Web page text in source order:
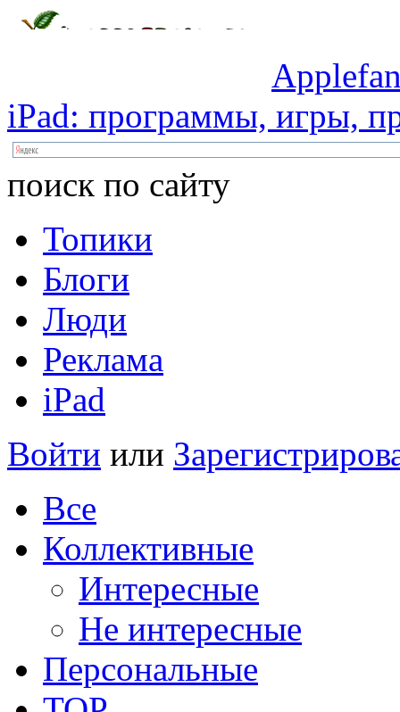
iPad: программы, игры,
поиск по сайту
Топики
Блоги
Люди
Реклама
iPad
Войти или
Все
Коллективные
Интересные
Не интересные
Персональные